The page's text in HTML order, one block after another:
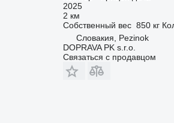
2025
2 км
Собственный вес 850 кг
Словакия, Pezinok
DOPRAVA PK s.r.o.
Связаться с продавцом